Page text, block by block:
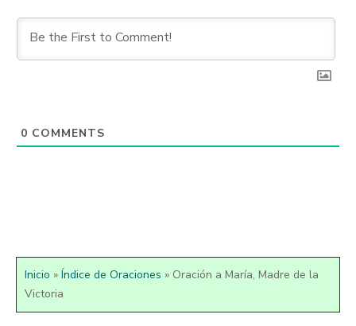
0 COMMENTS
Inicio » Índice de Oraciones » Oración a María, Madre de la
Victoria